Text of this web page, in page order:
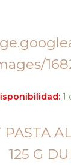
1
PASTA
125 G